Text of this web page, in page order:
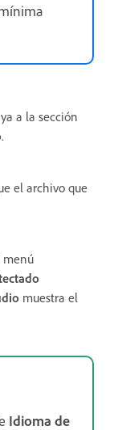
a la sección
.
el archivo que
menú
muestra el
Idioma de